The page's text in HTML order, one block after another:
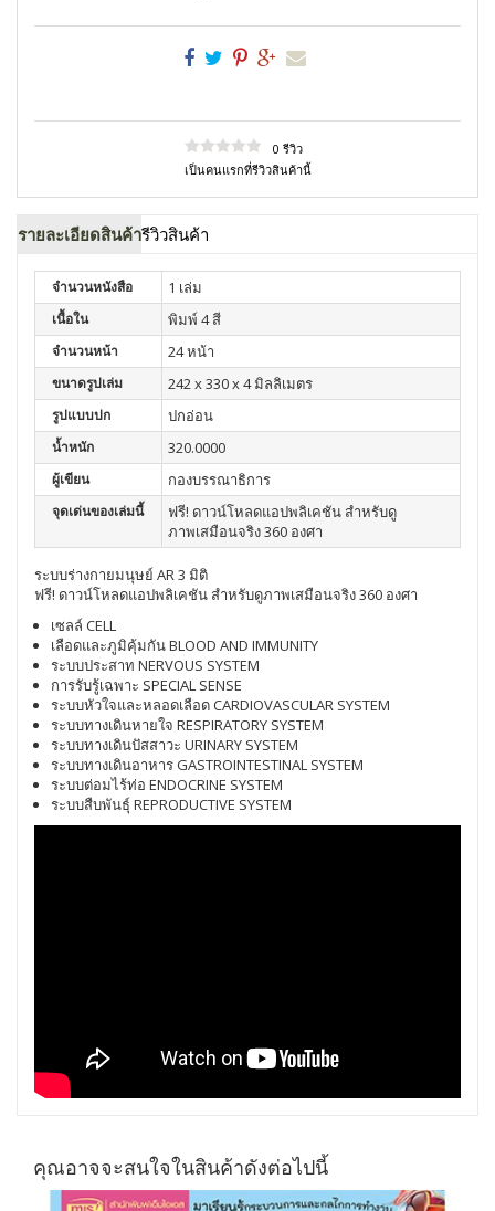
0 รีวิว
เป็นคนแรกที่รีวิวสินค้านี้
รายละเอียดสินค้ารีวิวสินค้า
จำนวนหนังสือ 1 เล่ม
เนื้อใน พิมพ์ 4 สี
จำนวนหน้า 24 หน้า
ขนาดรูปเล่ม 242 x 330 x 4 มิลลิเมตร
รูปแบบปก ปกอ่อน
น้ำหนัก 320.0000
ผู้เขียน กองบรรณาธิการ
จุดเด่นของเล่มนี้
ฟรี! ดาวน์โหลดแอปพลิเคชัน สำหรับดู
ภาพเสมือนจริง 360 องศา
ระบบร่างกายมนุษย์ AR 3 มิติ
ฟรี! ดาวน์โหลดแอปพลิเคชัน สำหรับดูภาพเสมือนจริง 360 องศา
เซลล์ CELL
เลือดและภูมิคุ้มกัน BLOOD AND IMMUNITY
ระบบประสาท NERVOUS SYSTEM
การรับรู้เฉพาะ SPECIAL SENSE
ระบบหัวใจและหลอดเลือด CARDIOVASCULAR SYSTEM
ระบบทางเดินหายใจ RESPIRATORY SYSTEM
ระบบทางเดินปัสสาวะ URINARY SYSTEM
ระบบทางเดินอาหาร GASTROINTESTINAL SYSTEM
ระบบต่อมไร้ท่อ ENDOCRINE SYSTEM
ระบบสืบพันธุ์ REPRODUCTIVE SYSTEM
คุณอาจจะสนใจในสินค้าดังต่อไปนี้